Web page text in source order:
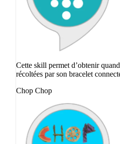
Cette skill permet d’obtenir
récoltées par son bracelet
Chop Chop